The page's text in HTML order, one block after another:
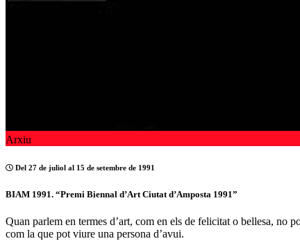
Arxiu
Del 27 de juliol al 15 de setembre de 1991
BIAM 1991. “Premi Biennal d’Art Ciutat d’Amposta 1991”
Quan parlem en termes d’art, com en els de felicitat o bellesa, no
com la que pot viure una persona d’avui.